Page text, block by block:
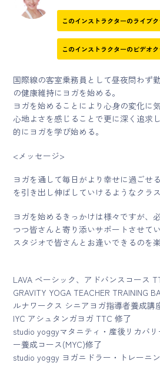
このインストラクターのライブ
このインストラクターのビデオ
国際線の客室乗務員として昼夜問わず
の健康維持にヨガを始める。
ヨガを始めることにより心身の変化に気
心地よさを感じることで更に深く追求
的にヨガを学び始める。
<メッセージ>
ヨガを通して毎日がより幸せに過ごせ
を引き出し伸ばしていけるようなクラ
ヨガを始めるきっかけは様々ですが、
つつ皆さんと寄り添いサポートさせて
スタジオで皆さんとお逢いできるのを
LAVA ベーシック、アドバンスコース
GRAVITY YOGA TEACHER TRAINING
ルナワークス シニアヨガ指導者養成講
IYC アシュタンガヨガ TTC 修了
studio yoggyマタニティ・産後リカバ
ー養成コース(MYC)修了
studio yoggy ヨガニドラー・トレーニ